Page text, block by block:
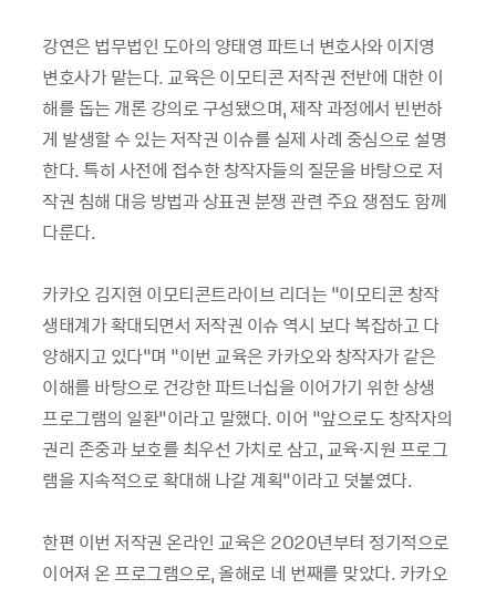
강연은 법무법인 도아의 양태영 파트너 변호사와 이지영
변호사가 맡는다. 교육은 이모티콘 저작권 전반에 대한 이
해를 돕는 개론 강의로 구성됐으며, 제작 과정에서 빈번하
게 발생할 수 있는 저작권 이슈를 실제 사례 중심으로 설명
한다. 특히 사전에 접수한 창작자들의 질문을 바탕으로 저
작권 침해 대응 방법과 상표권 분쟁 관련 주요 쟁점도 함께
다룬다.
카카오 김지현 이모티콘트라이브 리더는 “이모티콘 창작
생태계가 확대되면서 저작권 이슈 역시 보다 복잡하고 다
양해지고 있다”며 “이번 교육은 카카오와 창작자가 같은
이해를 바탕으로 건강한 파트너십을 이어가기 위한 상생
프로그램의 일환”이라고 말했다. 이어 “앞으로도 창작자의
권리 존중과 보호를 최우선 가치로 삼고, 교육·지원 프로그
램을 지속적으로 확대해 나갈 계획”이라고 덧붙였다.
한편 이번 저작권 온라인 교육은 2020년부터 정기적으로
이어져 온 프로그램으로, 올해로 네 번째를 맞았다. 카카오